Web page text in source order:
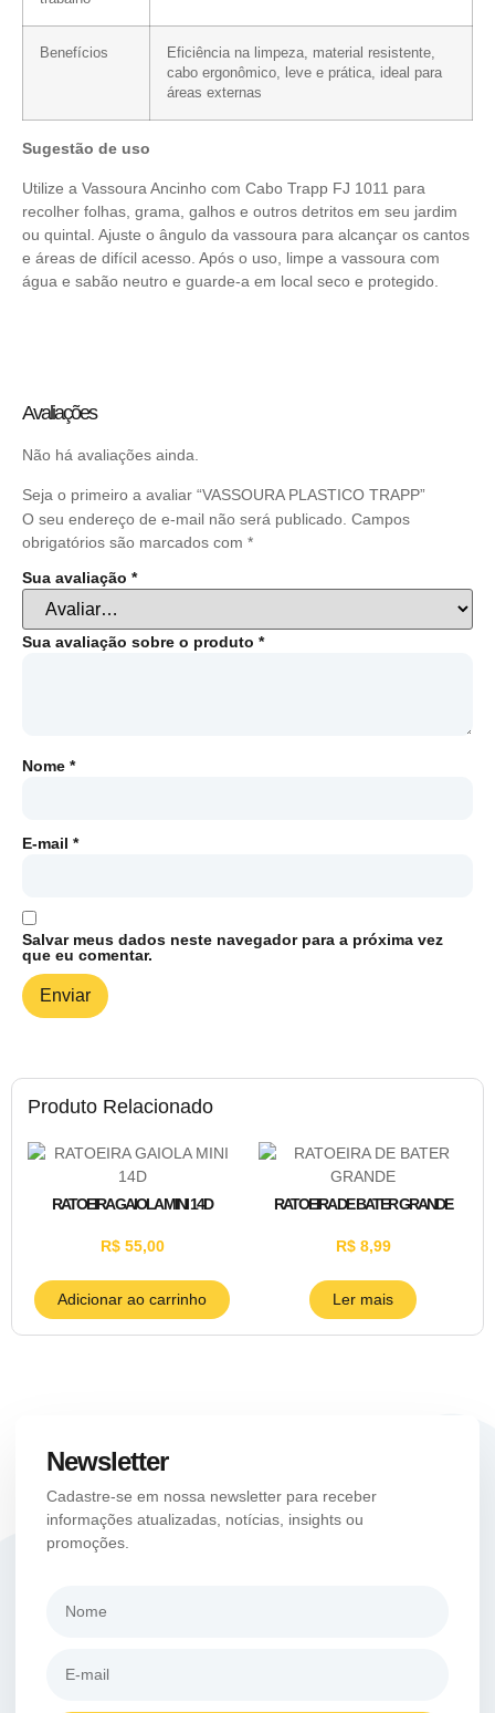
Produto Relacionado
RATOEIRA GAIOLA MINI 14D
R$55,00
Adicionar ao carrinho
RATOEIRA DE BATER GRANDE
R$8,99
Ler mais
Benefícios
Eficiência na limpeza, material resistente,
cabo ergonômico, leve e prática, ideal para
áreas externas
Sugestão de uso
Utilize a Vassoura Ancinho com Cabo Trapp FJ 1011 para
recolher folhas, grama, galhos e outros detritos em seu jardim
ou quintal. Ajuste o ângulo da vassoura para alcançar os cantos
e áreas de difícil acesso. Após o uso, limpe a vassoura com
água e sabão neutro e guarde-a em local seco e protegido.
Avaliações
Não há avaliações ainda.
Seja o primeiro a avaliar “VASSOURA PLASTICO TRAPP”
O seu endereço de e-mail não será publicado. Campos
obrigatórios são marcados com *
Sua avaliação *
Sua avaliação sobre o produto *
Nome *
E-mail *
Salvar meus dados neste navegador para a próxima vez
que eu comentar.
Newsletter
Cadastre-se em nossa newsletter para receber
informações atualizadas, notícias, insights ou
promoções.